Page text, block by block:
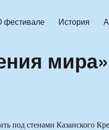
фестивале История
мира»
под стенами Казанского